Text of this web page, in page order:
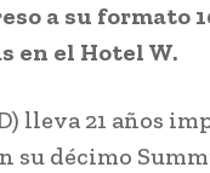
a su formato
en el Hotel W.
lleva 21 años
su décimo